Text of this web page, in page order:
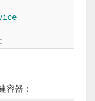
容器：